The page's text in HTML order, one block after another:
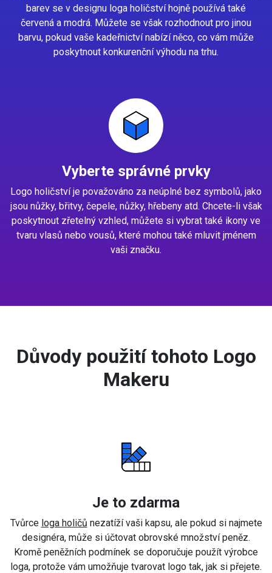
barev se v designu loga holičství hojně používá také
červená a modrá. Můžete se však rozhodnout pro jinou
barvu, pokud vaše kadeřnictví nabízí něco, co vám může
poskytnout konkurenční výhodu na trhu.
Vyberte správné prvky
Logo holičství je považováno za neúplné bez symbolů, jako
jsou nůžky, břitvy, čepele, nůžky, hřebeny atd. Chcete-li však
poskytnout zřetelný vzhled, můžete si vybrat také ikony ve
tvaru vlasů nebo vousů, které mohou také mluvit jménem
vaši značku.
Důvody použití tohoto Logo
Makeru
Je to zdarma
Tvůrce loga holičů nezatíží vaši kapsu, ale pokud si najmete
designéra, může si účtovat obrovské množství peněz.
Kromě peněžních podmínek se doporučuje použít výrobce
loga, protože vám umožňuje tvarovat logo tak, jak si přejete.